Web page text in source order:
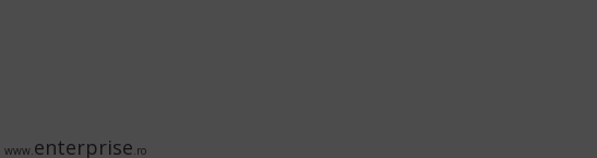
www.enterprise.ro